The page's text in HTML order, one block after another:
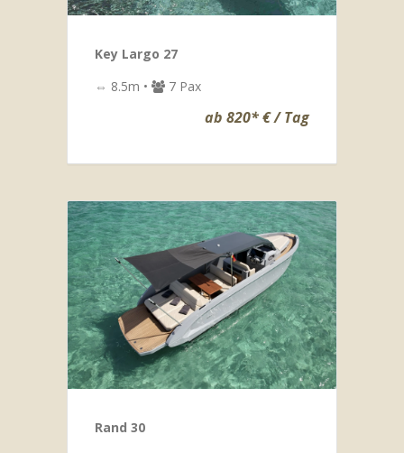
Key Largo 27
⇔ 8.5m •
7 Pax
ab 820* € / Tag
Rand 30